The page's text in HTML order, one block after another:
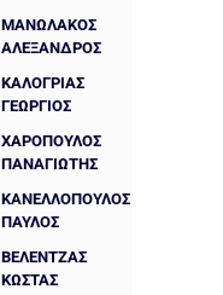
ΜΑΝΩΛΑΚΟΣ
ΑΛΕΞΑΝΔΡΟΣ
ΚΑΛΟΓΡΙΑΣ
ΓΕΩΡΓΙΟΣ
ΧΑΡΟΠΟΥΛΟΣ
ΠΑΝΑΓΙΩΤΗΣ
ΚΑΝΕΛΛΟΠΟΥΛΟΣ
ΠΑΥΛΟΣ
ΒΕΛΕΝΤΖΑΣ
ΚΩΣΤΑΣ